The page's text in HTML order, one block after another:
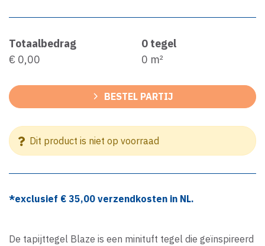
Totaalbedrag
€ 0,00
0 tegel
0 m²
BESTEL PARTIJ
Dit product is niet op voorraad
*exclusief € 35,00 verzendkosten in NL.
De tapijttegel Blaze is een minituft tegel die geïnspireerd